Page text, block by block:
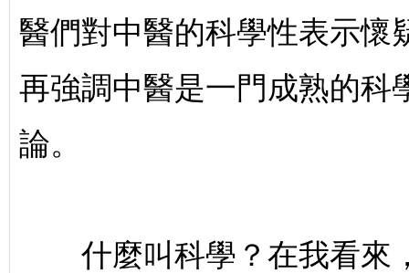
醫們對中醫的科學性表示懷
再強調中醫是一門成熟的科
論。
什麼叫科學？在我看來